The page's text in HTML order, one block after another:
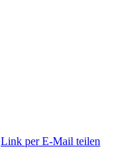
Link per E-Mail teilen